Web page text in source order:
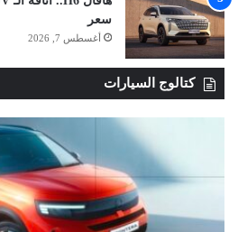
سعر
أغسطس 7, 2026
كتالوج السيارات